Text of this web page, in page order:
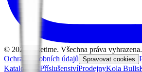
© 2026
Biketime. Všechna práva vyhrazena.
Ochrana osobních údajů Spravovat cookies
Katalog kolPříslušenstvíProdejnyKola Bulls